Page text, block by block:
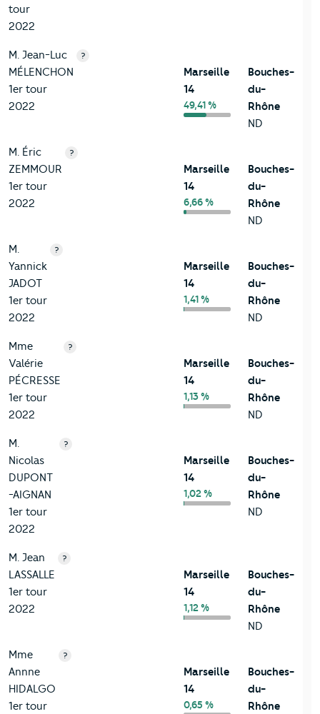
tour
2022
M. Jean-Luc
MÉLENCHON
1er tour
2022
?
Marseille
14
49,41 %
Bouches-
du-
Rhône
ND
M. Éric
ZEMMOUR
1er tour
2022
?
Marseille
14
6,66 %
Bouches-
du-
Rhône
ND
M.
Yannick
JADOT
1er tour
2022
?
Marseille
14
1,41 %
Bouches-
du-
Rhône
ND
Mme
Valérie
PÉCRESSE
1er tour
2022
?
Marseille
14
1,13 %
Bouches-
du-
Rhône
ND
M.
Nicolas
DUPONT
-AIGNAN
1er tour
2022
?
Marseille
14
1,02 %
Bouches-
du-
Rhône
ND
M. Jean
LASSALLE
1er tour
2022
?
Marseille
14
1,12 %
Bouches-
du-
Rhône
ND
Mme
Annne
HIDALGO
1er tour
?
Marseille
14
0,65 %
Bouches-
du-
Rhône